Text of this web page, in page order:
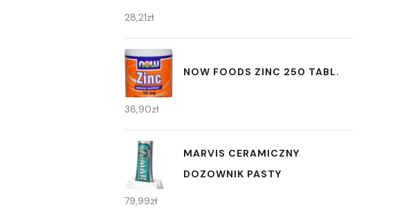
28,21zł
NOW FOODS ZINC 250 TABL.
38,90zł
MARVIS CERAMICZNY
DOZOWNIK PASTY
79,99zł